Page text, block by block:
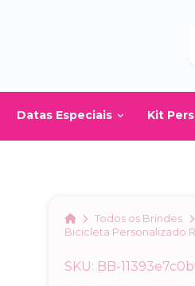
Datas Especiais Kit
HomeTodos os Brindes
Bicicleta Personalizado
SKU: BB-